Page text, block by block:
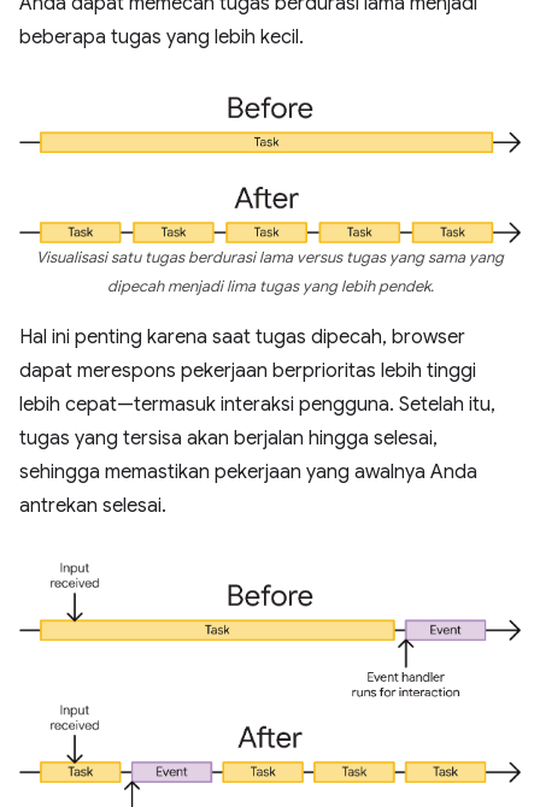
beberapa tugas yang lebih kecil.
Visualisasi satu tugas berdurasi lama versus tugas yang sama yang
dipecah menjadi lima tugas yang lebih pendek.
Hal ini penting karena saat tugas dipecah, browser
dapat merespons pekerjaan berprioritas lebih tinggi
lebih cepat—termasuk interaksi pengguna. Setelah itu,
tugas yang tersisa akan berjalan hingga selesai,
sehingga memastikan pekerjaan yang awalnya Anda
antrekan selesai.